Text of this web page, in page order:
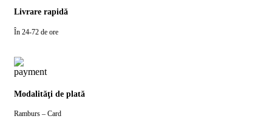
Livrare rapidă
În 24-72 de ore
Modalităţi de plată
Ramburs – Card